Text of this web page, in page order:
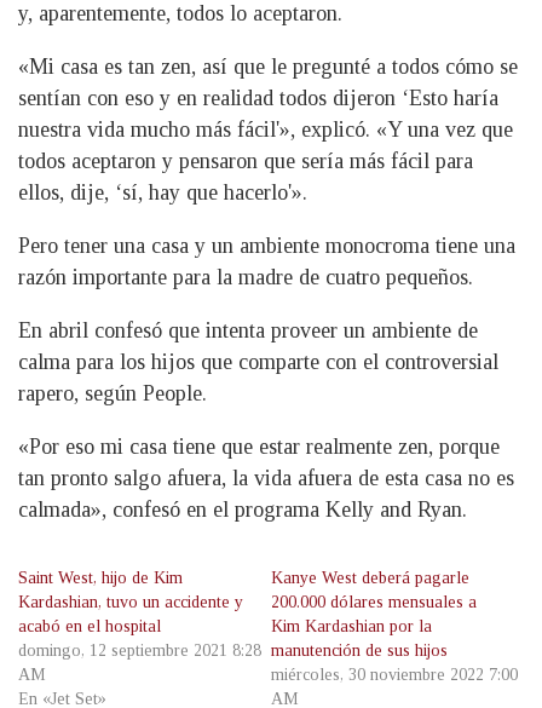
y, aparentemente, todos lo aceptaron.
«Mi casa es tan zen, así que le pregunté a todos cómo se
sentían con eso y en realidad todos dijeron ‘Esto haría
nuestra vida mucho más fácil'», explicó. «Y una vez que
todos aceptaron y pensaron que sería más fácil para
ellos, dije, ‘sí, hay que hacerlo'».
Pero tener una casa y un ambiente monocroma tiene una
razón importante para la madre de cuatro pequeños.
En abril confesó que intenta proveer un ambiente de
calma para los hijos que comparte con el controversial
rapero, según People.
«Por eso mi casa tiene que estar realmente zen, porque
tan pronto salgo afuera, la vida afuera de esta casa no es
calmada», confesó en el programa Kelly and Ryan.
Saint West, hijo de Kim
Kardashian, tuvo un accidente y
acabó en el hospital
domingo, 12 septiembre 2021 8:28
AM
En «Jet Set»
Kanye West deberá pagarle
200.000 dólares mensuales a
Kim Kardashian por la
manutención de sus hijos
miércoles, 30 noviembre 2022 7:00
AM